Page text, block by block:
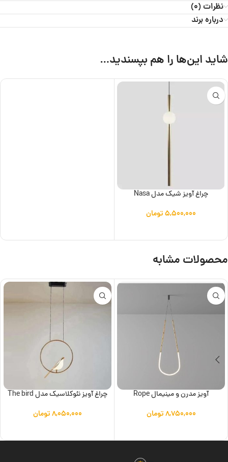
نظرات (0)
درباره برند
شاید این‌ها را هم بپسندید…
چراغ آویز شیک مدل Nasa
۵,۵۰۰,۰۰۰تومان
محصولات مشابه
آویز مدرن و مینیمال Rope
۸,۷۵۰,۰۰۰تومان
چراغ آویز نئوکلاسیک مدل The bird
۸,۰۵۰,۰۰۰تومان